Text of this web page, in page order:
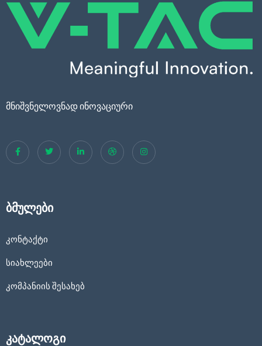
მნიშვნელოვნად ინოვაციური
ბმულები
კონტაქტი
სიახლეები
კომპანიის შესახებ
კატალოგი